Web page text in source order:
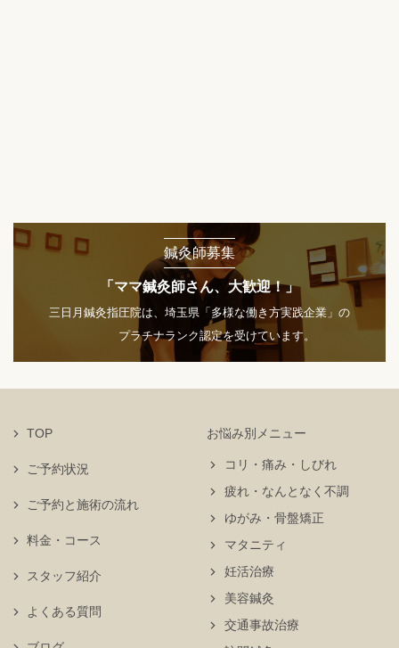
鍼灸師募集
「ママ鍼灸師さん、大歓迎！」
三日月鍼灸指圧院は、埼玉県「多様な働き方実践企業」の
プラチナランク認定を受けています。
TOP
ご予約状況
お悩み別メニュー
コリ・痛み・しびれ
疲れ・なんとなく不調
ゆがみ・骨盤矯正
マタニティ
妊活治療
美容鍼灸
交通事故治療
ご予約と施術の流れ
料金・コース
スタッフ紹介
よくある質問